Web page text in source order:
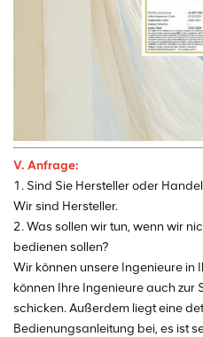
V. Anfrage:
1. Sind Sie Hersteller oder
Wir sind Hersteller.
2. Was sollen wir tun, wenn wir
bedienen sollen?
Wir können unsere Ingenieure in
können Ihre Ingenieure auch zur
schicken. Außerdem liegt eine
Bedienungsanleitung bei, es ist